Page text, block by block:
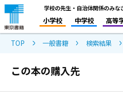
学校の先生・自治体関係のみな
小学校 中学校 高等
TOP 一般書籍 検索結果
この本の購入先